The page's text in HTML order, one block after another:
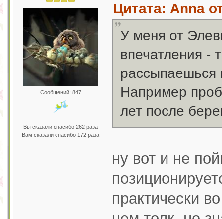
Сообщений: 847
Вы сказали спасибо 262 раза
Вам сказали спасибо 172 раза
Цитата: Anna
У меня от
впечатления -
рассыпаешься
Например
лет после
ну вот и не
практически